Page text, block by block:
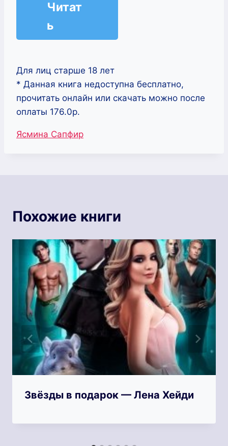
Читат
ь
Для лиц старше 18 лет
* Данная книга недоступна бесплатно,
прочитать онлайн или скачать можно после
оплаты 176.0р.
Метки
Ясмина Сапфир
Похожие книги
Звёзды в подарок — Лена Хейди